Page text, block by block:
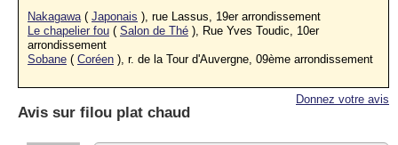
Nakagawa( Japonais ), rue Lassus, 19er arrondissement
Le chapelier fou ( Salon de Thé ), Rue Yves Toudic, 10er
arrondissement
Sobane ( Coréen ), r. de la Tour d'Auvergne, 09ème arrondissement
Donnez votre avis
Avis sur filou plat chaud